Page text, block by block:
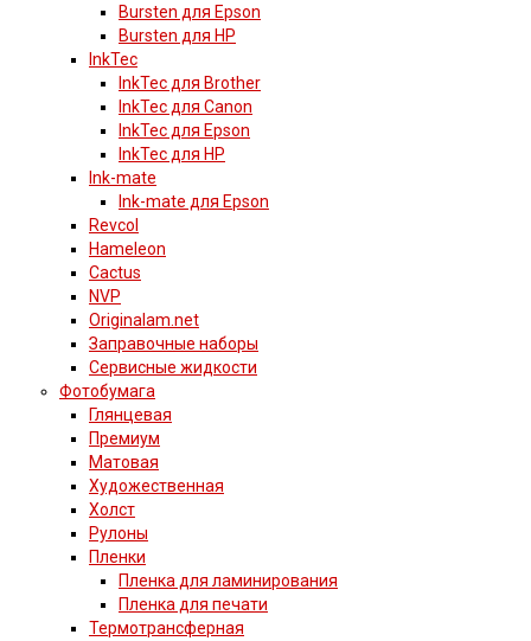
Bursten для Epson
Bursten для HP
InkTec
InkTec для Brother
InkTec для Canon
InkTec для Epson
InkTec для HP
Ink-mate
Ink-mate для Epson
Revcol
Hameleon
Cactus
NVP
Originalam.net
Заправочные наборы
Сервисные жидкости
Фотобумага
Глянцевая
Премиум
Матовая
Художественная
Холст
Рулоны
Пленки
Пленка для ламинирования
Пленка для печати
Термотрансферная